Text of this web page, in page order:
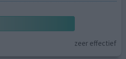
zeer effectief